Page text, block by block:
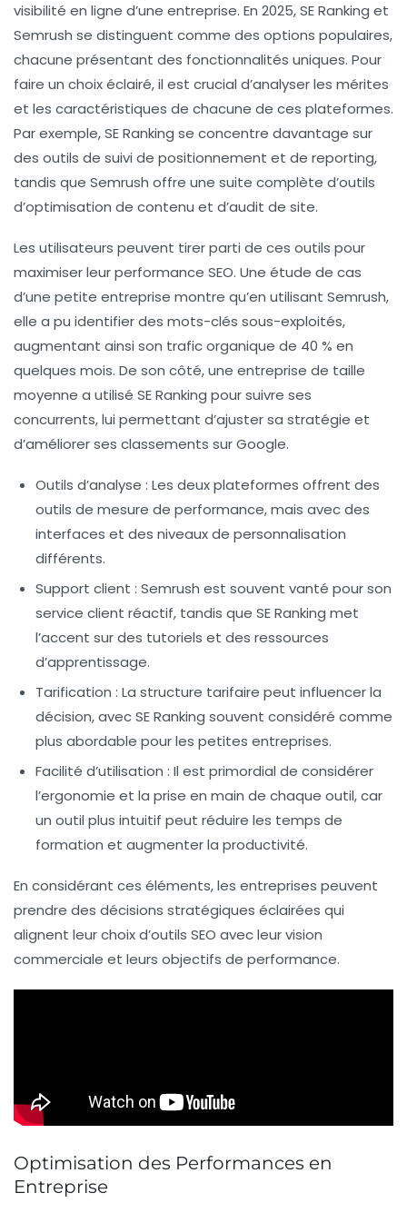
visibilité en ligne d’une entreprise. En 2025, SE Ranking et
Semrush se distinguent comme des options populaires,
chacune présentant des fonctionnalités uniques. Pour
faire un choix éclairé, il est crucial d’analyser les mérites
et les caractéristiques de chacune de ces plateformes.
Par exemple, SE Ranking se concentre davantage sur
des outils de suivi de positionnement et de reporting,
tandis que Semrush offre une suite complète d’outils
d’optimisation de contenu et d’audit de site.
Les utilisateurs peuvent tirer parti de ces outils pour
maximiser leur performance SEO. Une étude de cas
d’une petite entreprise montre qu’en utilisant Semrush,
elle a pu identifier des mots-clés sous-exploités,
augmentant ainsi son trafic organique de 40 % en
quelques mois. De son côté, une entreprise de taille
moyenne a utilisé SE Ranking pour suivre ses
concurrents, lui permettant d’ajuster sa stratégie et
d’améliorer ses classements sur Google.
Outils d’analyse : Les deux plateformes offrent des
outils de mesure de performance, mais avec des
interfaces et des niveaux de personnalisation
différents.
Support client : Semrush est souvent vanté pour son
service client réactif, tandis que SE Ranking met
l’accent sur des tutoriels et des ressources
d’apprentissage.
Tarification : La structure tarifaire peut influencer la
décision, avec SE Ranking souvent considéré comme
plus abordable pour les petites entreprises.
Facilité d’utilisation : Il est primordial de considérer
l’ergonomie et la prise en main de chaque outil, car
un outil plus intuitif peut réduire les temps de
formation et augmenter la productivité.
En considérant ces éléments, les entreprises peuvent
prendre des décisions stratégiques éclairées qui
alignent leur choix d’outils SEO avec leurvision
commerciale et leurs objectifs de performance.
Optimisation des Performances en
Entreprise